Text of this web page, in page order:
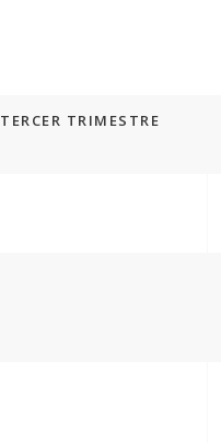
TERCER TRIMESTRE